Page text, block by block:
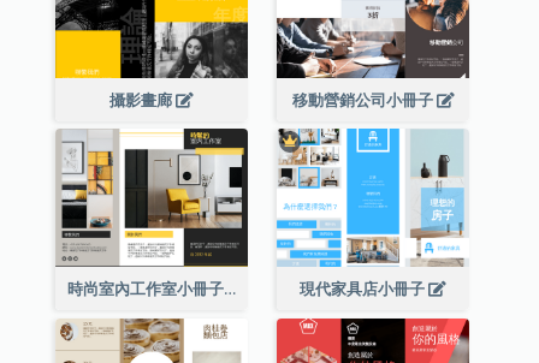
攝影畫廊 移動營銷公司小冊子
時尚室內工作室小冊子 現代家具店小冊子